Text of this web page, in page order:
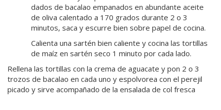
dados de bacalao empanados en abundante aceite
de oliva calentado a 170 grados durante 2 o 3
minutos, saca y escurre bien sobre papel de cocina.
Calienta una sartén bien caliente y cocina las tortillas
de maíz en sartén seco 1 minuto por cada lado.
Rellena las tortillas con la crema de aguacate y pon 2 o 3
trozos de bacalao en cada uno y espolvorea con el perejil
picado y sirve acompañado de la ensalada de col fresca